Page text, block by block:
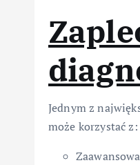
Jednym z
może korzystać z: